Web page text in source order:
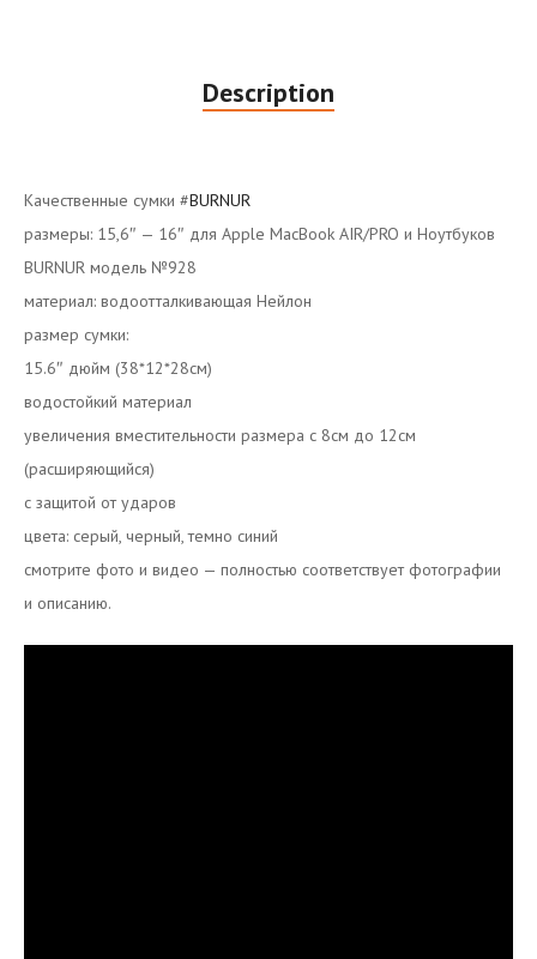
Description
Качественные сумки #BURNUR
размеры: 15,6″ — 16″ для Apple MacBook AIR/PRO и Ноутбуков
BURNUR модель №928
материал: водоотталкивающая Нейлон
размер сумки:
15.6″ дюйм (38*12*28см)
водостойкий материал
увеличения вместительности размера с 8см до 12см
(расширяющийся)
с защитой от ударов
цвета: серый, черный, темно синий
смотрите фото и видео — полностью соответствует фотографии
и описанию.